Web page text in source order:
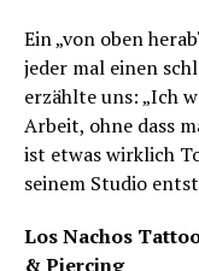
Ein „von oben
jeder mal einen
erzählte uns: „Ich
Arbeit, ohne dass
ist etwas wirklich
seinem Studio
Los Nachos
& Piercing